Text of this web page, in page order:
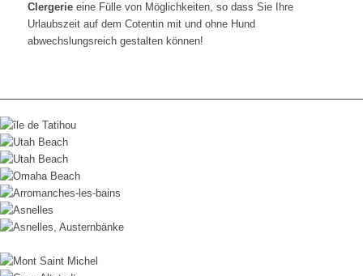
Clergerieeine Fülle von Möglichkeiten, so dass Sie Ihre
Urlaubszeit auf dem Cotentin mit und ohne Hund
abwechslungsreich gestalten können!